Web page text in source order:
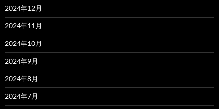
2024年12月
2024年11月
2024年10月
2024年9月
2024年8月
2024年7月